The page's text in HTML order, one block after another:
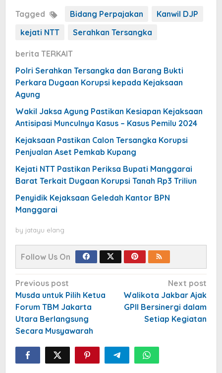
Tagged Bidang Perpajakan
Kanwil DJP
kejati NTT
Serahkan Tersangka
berita TERKAIT
Polri Serahkan Tersangka dan Barang Bukti
Perkara Dugaan Korupsi kepada Kejaksaan
Agung
Wakil Jaksa Agung Pastikan Kesiapan Kejaksaan
Antisipasi Munculnya Kasus – Kasus Pemilu 2024
Kejaksaan Pastikan Calon Tersangka Korupsi
Penjualan Aset Pemkab Kupang
Kejati NTT Pastikan Periksa Bupati Manggarai
Barat Terkait Dugaan Korupsi Tanah Rp3 Triliun
Penyidik Kejaksaan Geledah Kantor BPN
Manggarai
by jatayu elang
Follow Us On
Post
navigation
Previous post
Musda untuk Pilih Ketua
Forum TBM Jakarta
Utara Berlangsung
Secara Musyawarah
Next post
Walikota Jakbar Ajak
GPII Bersinergi dalam
Setiap Kegiatan